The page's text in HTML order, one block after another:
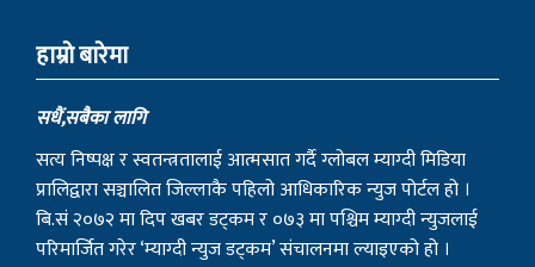
हाम्राे बारेमा
सधैं,सबैका लागि
सत्य निष्पक्ष र स्वतन्त्रतालाई आत्मसात गर्दै ग्लोबल म्याग्दी मिडिया
प्रालिद्वारा सञ्चालित जिल्लाकै पहिलो आधिकारिक न्युज पोर्टल हो ।
बि.सं २०७२ मा दिप खबर डट्कम र ०७३ मा पश्चिम म्याग्दी न्युजलाई
परिमार्जित गरेर ‘म्याग्दी न्युज डट्कम’ संचालनमा ल्याइएको हो ।